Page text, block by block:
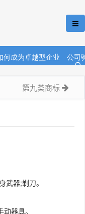
何成为卓越型企业 公司
第九类商标
武器;剃刀。
动器具。